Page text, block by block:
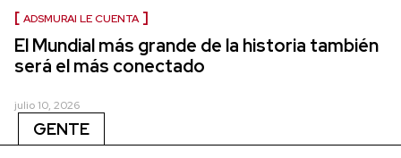
ADSMURAI LE CUENTA
El Mundial más grande de la historia también
será el más conectado
julio 10, 2026
GENTE